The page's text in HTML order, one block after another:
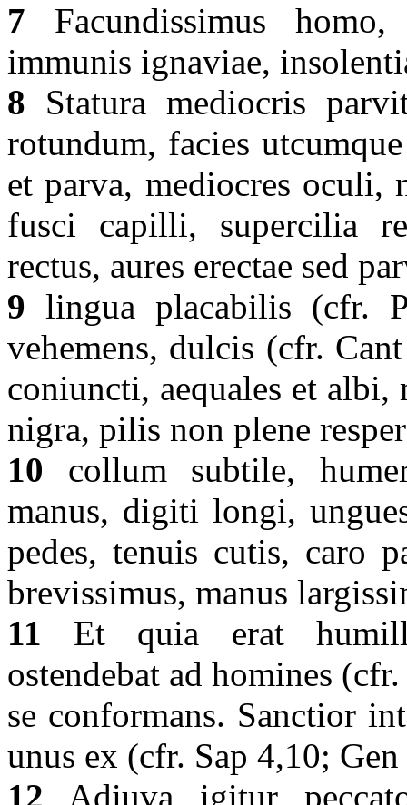
7 Facundissimus
immunis ignaviae,
8 Statura mediocris
rotundum, facies
et parva, mediocres
fusci capilli, supercilia
rectus, aures erectae sed
9 lingua placabilis (cfr.
vehemens, dulcis (cfr.
coniuncti, aequales et
nigra, pilis non plene
10 collum subtile,
manus, digiti longi,
pedes, tenuis cutis, caro
brevissimus, manus
11 Et quia erat
ostendebat ad homines
se conformans. Sanctior
unus ex (cfr. Sap 4,10;
12 Adiuva igitur